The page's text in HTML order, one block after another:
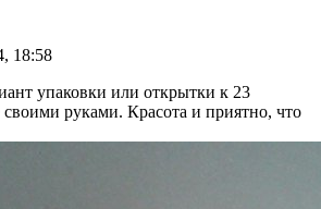
18:58
упаковки или открытки к 23
своими руками. Красота и приятно, что